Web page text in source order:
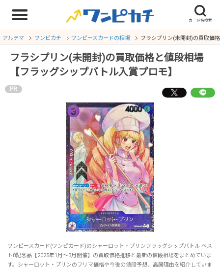
アルテマ ワンピカチ ワンピースカードの相場 フラシプリン(未開封)の買取価
フラシプリン(未開封)の買取価格と値段相場
【フラッグシップバトル入賞プロモ】
PR
ワンピースカード(ワンピカード)のシャーロット・プリンフラッグシップバトル ベス
ト8記念品【2025年1月～3月開催】の買取価格推移と最新の値段相場をまとめていま
す。シャーロット・プリンのフリマ価格や今後の値段予想、高騰理由を紹介していま